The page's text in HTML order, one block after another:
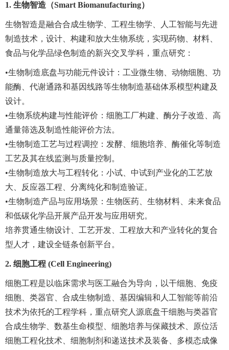
1. 生物智造（Smart Biomanufacturing）
生物智造是融合合成生物学、工程生物学、人工智能与先进
制造技术，设计、构建和放大生物系统，实现药物、材料、
食品与化学品绿色制造的新兴交叉学科，重点研究：
•生物制造底盘与功能元件设计：工业微生物、动物细胞、功
能酶、代谢通路和基因线路等生物制造基础体系模型构建及
设计。
•生物系统构建与性能评价：细胞工厂构建、酶分子改造、高
通量筛选及制造性能评价方法。
•生物制造工艺与过程调控：发酵、细胞培养、酶催化等制造
工艺及其在线监测与质量控制。
•生物制造放大与工程转化：小试、中试到产业化的工艺放
大、反应器工程、分离纯化和制造验证。
•生物制造产品与应用场景：生物医药、生物材料、未来食品
和低碳化学品开展产品开发与应用研究。
培养贯通生物设计、工艺开发、工程放大和产业转化的复合
型人才，建设全链条创新平台。
2. 细胞工程 (Cell Engineering)
细胞工程是以临床需求与医工融合为导向，以干细胞、免疫
细胞、类器官、合成生物制造、基因编辑和人工智能等前沿
技术为依托的工程学科，重点研究人源底盘干细胞与类器官
合成生物学、数基生命模型、细胞培养与保藏技术、原位活
细胞工程化技术、细胞制剂和递送技术及装备、多模态成像